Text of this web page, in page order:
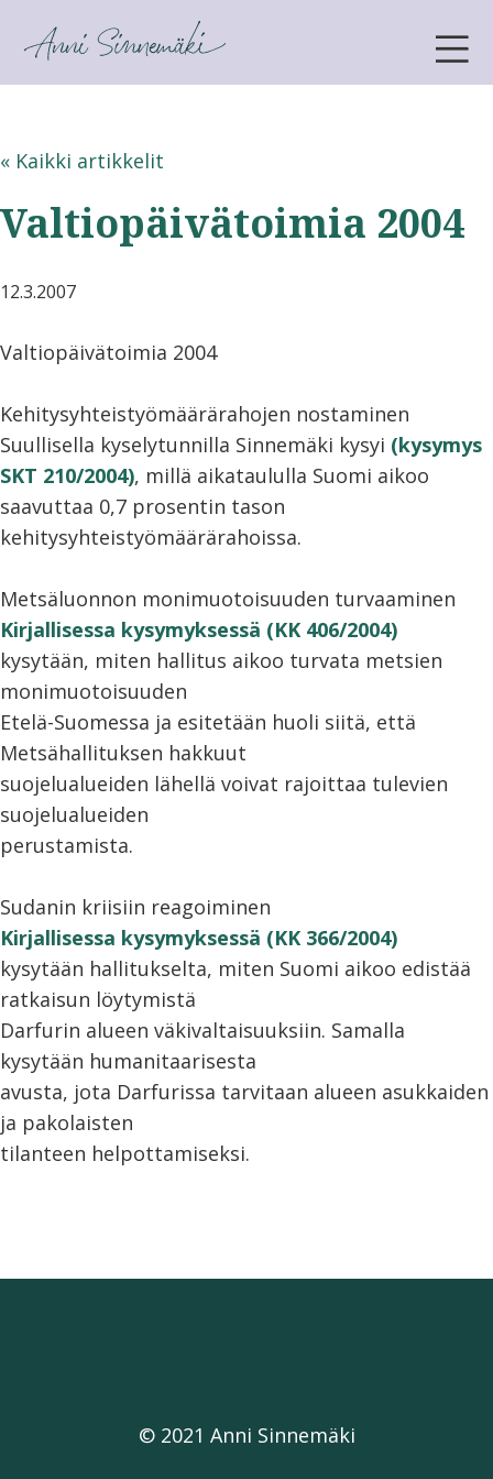
ANNI SINNEMÄKI
« Kaikki artikkelit
Valtiopäivätoimia 2004
12.3.2007
Valtiopäivätoimia 2004
Kehitysyhteistyömäärärahojen nostaminen
Suullisella kyselytunnilla Sinnemäki kysyi (kysymys
SKT 210/2004), millä aikataululla Suomi aikoo
saavuttaa 0,7 prosentin tason
kehitysyhteistyömäärärahoissa.
Metsäluonnon monimuotoisuuden turvaaminen
Kirjallisessa kysymyksessä (KK 406/2004)
kysytään, miten hallitus aikoo turvata metsien
monimuotoisuuden
Etelä-Suomessa ja esitetään huoli siitä, että
Metsähallituksen hakkuut
suojelualueiden lähellä voivat rajoittaa tulevien
suojelualueiden
perustamista.
Sudanin kriisiin reagoiminen
Kirjallisessa kysymyksessä (KK 366/2004)
kysytään hallitukselta, miten Suomi aikoo edistää
ratkaisun löytymistä
Darfurin alueen väkivaltaisuuksiin. Samalla
kysytään humanitaarisesta
avusta, jota Darfurissa tarvitaan alueen asukkaiden
ja pakolaisten
tilanteen helpottamiseksi.
© 2021 Anni Sinnemäki